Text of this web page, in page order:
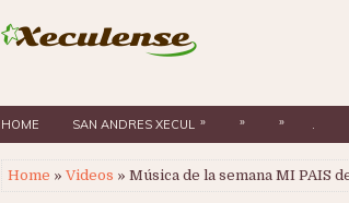
HOME SAN ANDRES XECUL » » » .
Home » Videos » Música de la semana MI PAIS